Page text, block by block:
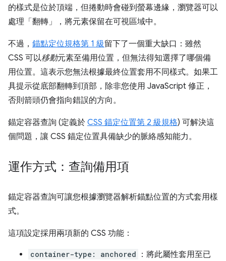
的樣式是位於頂端，但捲動時會碰到螢幕邊緣，瀏覽器可以
處理「翻轉」，將元素保留在可視區域中。
不過， 錨點定位規格第 1 級留下了一個重大缺口：雖然
CSS 可以移動元素至備用位置，但無法得知選擇了哪個備
用位置。這表示您無法根據最終位置套用不同樣式。如果工
具提示從底部翻轉到頂部，除非您使用 JavaScript 修正，
否則箭頭仍會指向錯誤的方向。
錨定容器查詢 (定義於 CSS 錨定位置第 2 級規格) 可解決這
個問題，讓 CSS 錨定位置具備缺少的脈絡感知能力。
運作方式：查詢備用項
錨定容器查詢可讓您根據瀏覽器解析錨點位置的方式套用樣
式。
這項設定採用兩項新的 CSS 功能：
container-type: anchored
：將此屬性套用至已